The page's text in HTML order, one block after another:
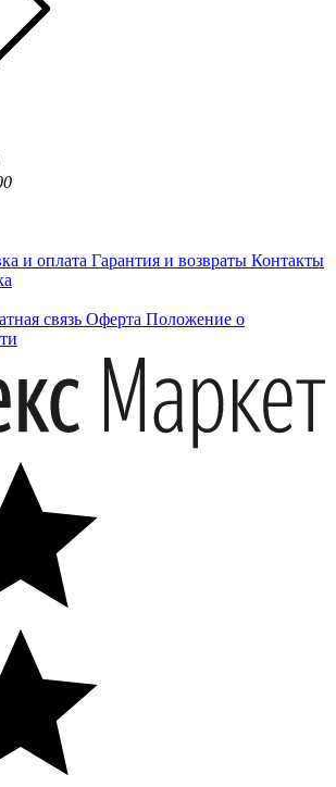
и оплата Гарантия и возвраты Контакты
связь Оферта Положение о